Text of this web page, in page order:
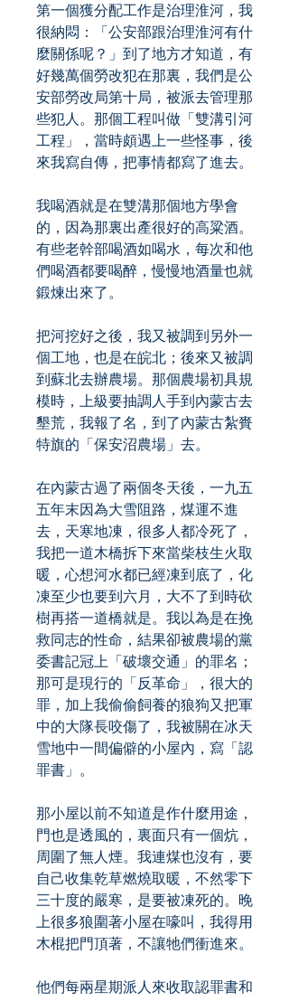
第一個獲分配工作是治理淮河，我
很納悶：「公安部跟治理淮河有什
麼關係呢？」到了地方才知道，有
好幾萬個勞改犯在那裏，我們是公
安部勞改局第十局，被派去管理那
些犯人。那個工程叫做「雙溝引河
工程」，當時頗遇上一些怪事，後
來我寫自傳，把事情都寫了進去。
我喝酒就是在雙溝那個地方學會
的，因為那裏出產很好的高粱酒。
有些老幹部喝酒如喝水，每次和他
們喝酒都要喝醉，慢慢地酒量也就
鍛煉出來了。
把河挖好之後，我又被調到另外一
個工地，也是在皖北；後來又被調
到蘇北去辦農場。那個農場初具規
模時，上級要抽調人手到內蒙古去
墾荒，我報了名，到了內蒙古紮賚
特旗的「保安沼農場」去。
在內蒙古過了兩個冬天後，一九五
五年末因為大雪阻路，煤運不進
去，天寒地凍，很多人都冷死了，
我把一道木橋拆下來當柴枝生火取
暖，心想河水都已經凍到底了，化
凍至少也要到六月，大不了到時砍
樹再搭一道橋就是。我以為是在挽
救同志的性命，結果卻被農場的黨
委書記冠上「破壞交通」的罪名；
那可是現行的「反革命」，很大的
罪，加上我偷偷飼養的狼狗又把軍
中的大隊長咬傷了，我被關在冰天
雪地中一間偏僻的小屋內，寫「認
罪書」。
那小屋以前不知道是作什麼用途，
門也是透風的，裏面只有一個炕，
周圍了無人煙。我連煤也沒有，要
自己收集乾草燃燒取暖，不然零下
三十度的嚴寒，是要被凍死的。晚
上很多狼圍著小屋在嚎叫，我得用
木棍把門頂著，不讓牠們衝進來。
他們每兩星期派人來收取認罪書和